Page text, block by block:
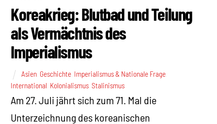
Koreakrieg: Blutbad und Teilung
als Vermächtnis des
Imperialismus
Asien Geschichte Imperialismus & Nationale Frage
International Kolonialismus ,Stalinismus
Am 27. Juli jährt sich zum 71. Mal die
Unterzeichnung des koreanischen